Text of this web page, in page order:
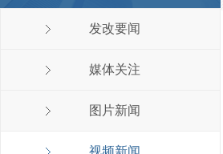
发改要闻
媒体关注
图片新闻
视频新闻